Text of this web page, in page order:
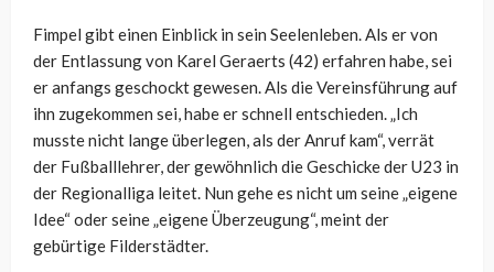
Fimpel gibt einen Einblick in sein Seelenleben. Als er von
der Entlassung von Karel Geraerts (42) erfahren habe, sei
er anfangs geschockt gewesen. Als die Vereinsführung auf
ihn zugekommen sei, habe er schnell entschieden. „Ich
musste nicht lange überlegen, als der Anruf kam“, verrät
der Fußballlehrer, der gewöhnlich die Geschicke der U23 in
der Regionalliga leitet. Nun gehe es nicht um seine „eigene
Idee“ oder seine „eigene Überzeugung“, meint der
gebürtige Filderstädter.